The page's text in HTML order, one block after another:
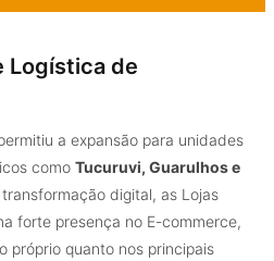
Logística de
a expansão para unidades
como Tucuruvi, Guarulhos e
digital, as Lojas
forte presença no E-commerce,
próprio quanto nos principais